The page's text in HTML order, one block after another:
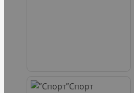
Спорт